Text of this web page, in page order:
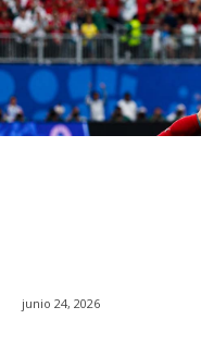
junio 24, 2026